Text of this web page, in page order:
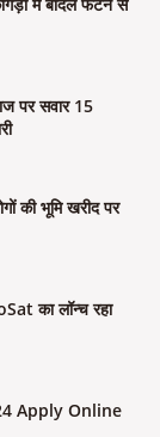
पर सवार 15
की भूमि खरीद पर
का लॉन्च रहा
Apply Online